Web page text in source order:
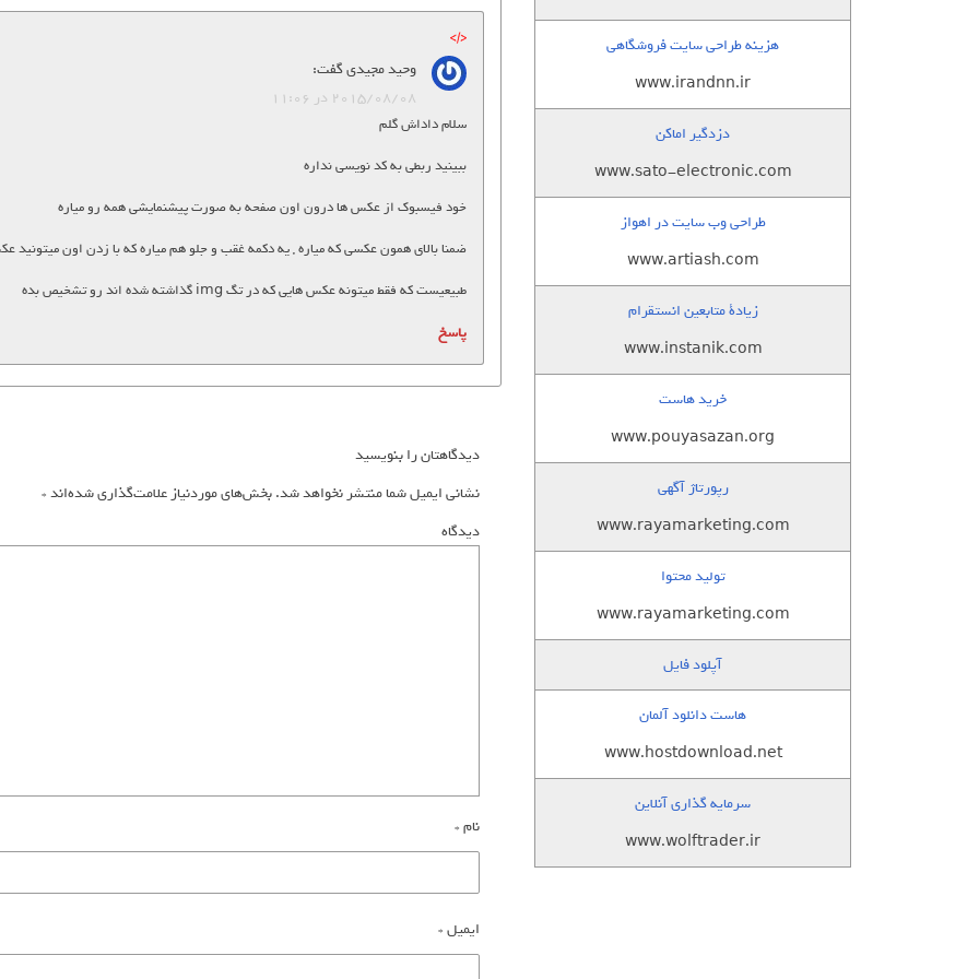
وحید مجیدیگفت:
2015/08/08 در 11:06
سلام داداش گلم
ببینید ربطی به کد نویسی نداره
خود فیسبوک از عکس ها درون اون صفحه به صورت پیشنمایشی همه رو میاره
ضمنا بالای همون عکسی که میاره , یه دکمه غقب و جلو هم میاره که با زدن اون میتونید
طبیعیست که فقط میتونه عکس هایی که در تگ img گذاشته شده اند رو تشخیص بده
پاسخ
دیدگاهتان را بنویسید
نشانی ایمیل شما منتشر نخواهد شد.بخش‌های موردنیاز علامت‌گذاری شده‌اند*
دیدگاه
نام*
ایمیل*
هزینه طراحی سایت فروشگاهی
www.irandnn.ir
دزدگیر اماکن
www.sato-electronic.com
طراحی وب سایت در اهواز
www.artiash.com
زيادة متابعين انستقرام
www.instanik.com
خرید هاست
www.pouyasazan.org
رپورتاژ آگهی
www.rayamarketing.com
تولید محتوا
www.rayamarketing.com
آپلود فایل
هاست دانلود آلمان
www.hostdownload.net
سرمایه گذاری آنلاین
www.wolftrader.ir